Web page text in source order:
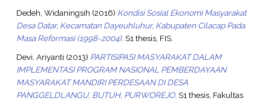
Dedeh, Widaningsih (2016) Kondisi Sosial Ekonomi Masyarakat
Desa Datar, Kecamatan Dayeuhluhur, Kabupaten Cilacap Pada
Masa Reformasi (1998-2004). S1 thesis, FIS.
Devi, Ariyanti (2013) PARTISIPASI MASYARAKAT DALAM
IMPLEMENTASI PROGRAM NASIONAL PEMBERDAYAAN
MASYARAKAT MANDIRI PERDESAAN DI DESA
PANGGELDLANGU, BUTUH, PURWOREJO. S1 thesis, Fakultas